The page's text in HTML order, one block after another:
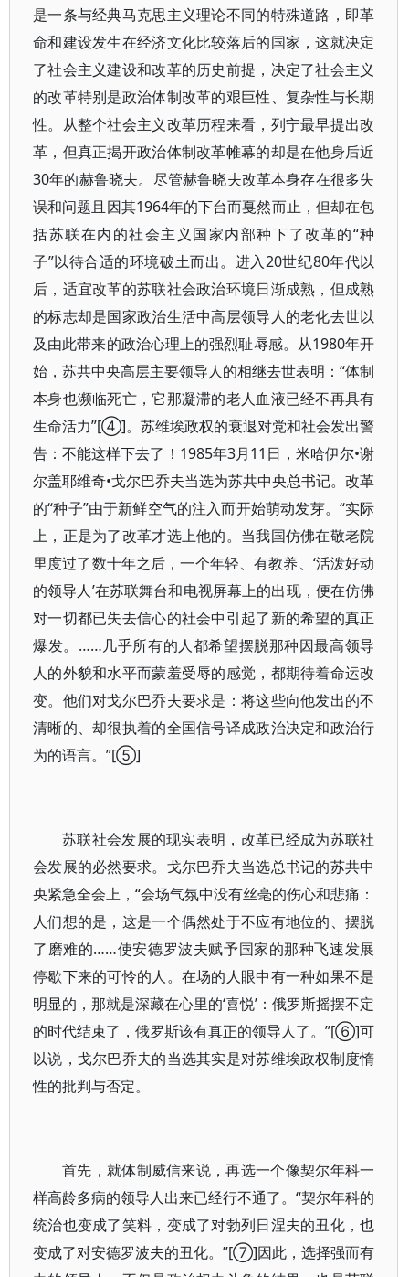
是一条与经典马克思主义理论不同的特殊道路，即革
命和建设发生在经济文化比较落后的国家，这就决定
了社会主义建设和改革的历史前提，决定了社会主义
的改革特别是政治体制改革的艰巨性、复杂性与长期
性。从整个社会主义改革历程来看，列宁最早提出改
革，但真正揭开政治体制改革帷幕的却是在他身后近
30年的赫鲁晓夫。尽管赫鲁晓夫改革本身存在很多失
误和问题且因其1964年的下台而戛然而止，但却在包
括苏联在内的社会主义国家内部种下了改革的“种
子”以待合适的环境破土而出。进入20世纪80年代以
后，适宜改革的苏联社会政治环境日渐成熟，但成熟
的标志却是国家政治生活中高层领导人的老化去世以
及由此带来的政治心理上的强烈耻辱感。从1980年开
始，苏共中央高层主要领导人的相继去世表明：“体制
本身也濒临死亡，它那凝滞的老人血液已经不再具有
生命活力”[④]。苏维埃政权的衰退对党和社会发出警
告：不能这样下去了！1985年3月11日，米哈伊尔•谢
尔盖耶维奇•戈尔巴乔夫当选为苏共中央总书记。改革
的“种子”由于新鲜空气的注入而开始萌动发芽。“实际
上，正是为了改革才选上他的。当我国仿佛在敬老院
里度过了数十年之后，一个年轻、有教养、‘活泼好动
的领导人’在苏联舞台和电视屏幕上的出现，便在仿佛
对一切都已失去信心的社会中引起了新的希望的真正
爆发。……几乎所有的人都希望摆脱那种因最高领导
人的外貌和水平而蒙羞受辱的感觉，都期待着命运改
变。他们对戈尔巴乔夫要求是：将这些向他发出的不
清晰的、却很执着的全国信号译成政治决定和政治行
为的语言。”[⑤]
苏联社会发展的现实表明，改革已经成为苏联社
会发展的必然要求。戈尔巴乔夫当选总书记的苏共中
央紧急全会上，“会场气氛中没有丝毫的伤心和悲痛：
人们想的是，这是一个偶然处于不应有地位的、摆脱
了磨难的……使安德罗波夫赋予国家的那种飞速发展
停歇下来的可怜的人。在场的人眼中有一种如果不是
明显的，那就是深藏在心里的‘喜悦’：俄罗斯摇摆不定
的时代结束了，俄罗斯该有真正的领导人了。”[⑥]可
以说，戈尔巴乔夫的当选其实是对苏维埃政权制度惰
性的批判与否定。
首先，就体制威信来说，再选一个像契尔年科一
样高龄多病的领导人出来已经行不通了。“契尔年科的
统治也变成了笑料，变成了对勃列日涅夫的丑化，也
变成了对安德罗波夫的丑化。”[⑦]因此，选择强而有